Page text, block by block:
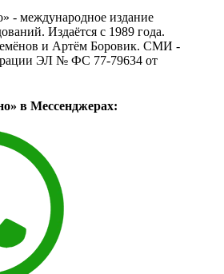
- международное издание
Издаётся с 1989 года.
и Артём Боровик. CМИ -
ЭЛ № ФС 77-79634 от
в Мессенджерах: